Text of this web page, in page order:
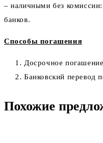
– наличными без
банков.
Способы погашения
Досрочное
Банковский перевод
Похожие